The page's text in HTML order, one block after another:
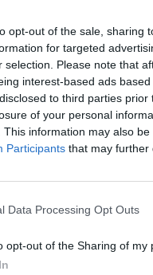
opt-out of the sale, sharing
for targeted
selection. Please note that
interest-based ads
to third parties
of your personal
This information may also
Participants that may further
Data Processing Opt Outs
opt-out of the Sharing of my
durchlüften. Ich komme nie
geht aber nichts.
nicht!